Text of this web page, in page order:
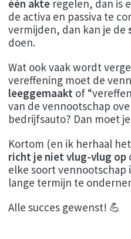
één akte regelen, dan is
de activa en passiva te
vermijden, dan kan je de
doen.
Wat ook vaak wordt
vereffening moet de
leeggemaakt of
van de vennootschap
bedrijfsauto? Dan moet
Kortom (en ik herhaal
richt je niet vlug-vlug op
elke soort vennootschap
lange termijn te
Alle succes gewenst! 💪